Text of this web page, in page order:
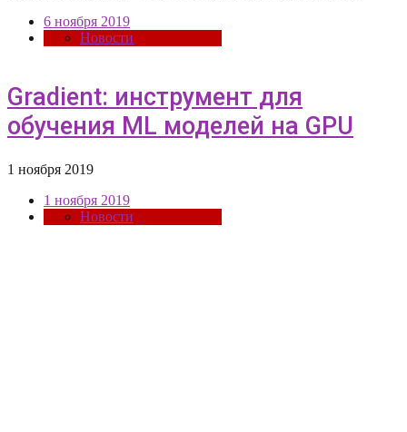
6 ноября 2019
Новости
Gradient: инструмент для
обучения ML моделей на GPU
1 ноября 2019
1 ноября 2019
Новости